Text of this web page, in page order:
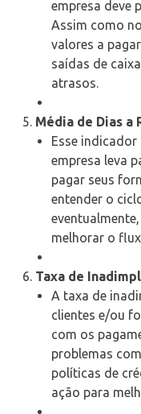
empresa deve
Assim como
valores a
saídas de
atrasos.
Média de Dias a
Esse
empresa leva
pagar seus
entender o
melhorar o
Taxa de
A taxa de
clientes e/ou
com os
problemas
políticas de
ação para